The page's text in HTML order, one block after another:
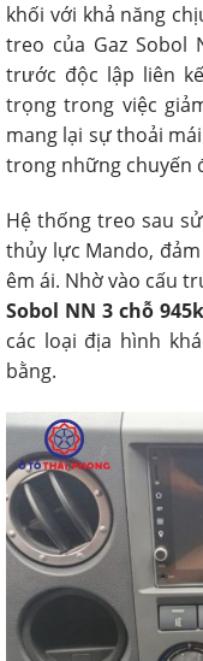
khối với khả năng
treo của Gaz
trước độc lập liên
trọng trong việc
mang lại sự thoải
trong những chuyến
Hệ thống treo sau
thủy lực Mando,
êm ái. Nhờ vào cấu
Sobol NN 3 chỗ
các loại địa hình
bằng.